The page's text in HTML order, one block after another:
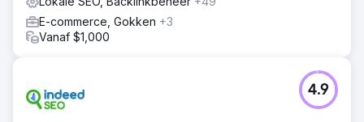
eerste positie in Google te staan.
E-commerce, Gokken +3
Vanaf $1,000
4.9